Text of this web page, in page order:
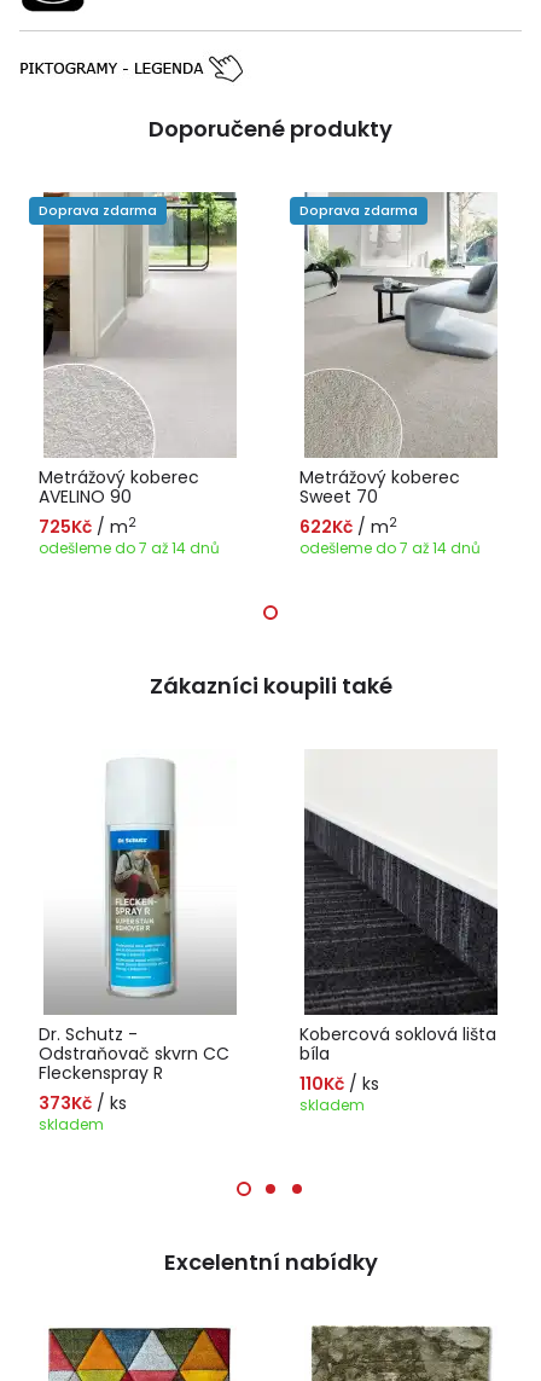
Doporučené produkty
Metrážový koberec
AVELINO 90
725Kč / m2
odešleme do 7 až 14 dnů
Doprava zdarma
Metrážový koberec
Sweet 70
622Kč / m2
odešleme do 7 až 14 dnů
Doprava zdarma
Zákazníci koupili také
Dr. Schutz -
Odstraňovač skvrn CC
Fleckenspray R
373Kč / ks
skladem
Kobercová soklová lišta
bíla
110Kč / ks
skladem
Excelentní nabídky